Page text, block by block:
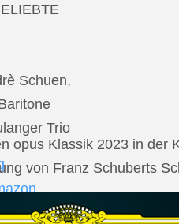
Schuen,
Trio
opus Klassik 2023 in der
von Franz Schuberts